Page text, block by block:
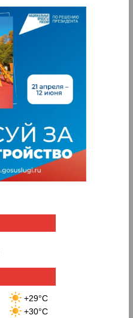
+29°C
+30°C